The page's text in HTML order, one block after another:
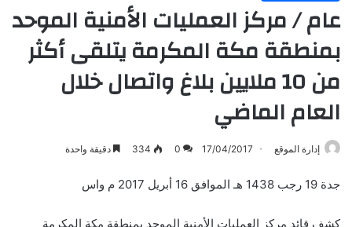
عام / مركز العمليات الأمنية الموحد
بمنطقة مكة المكرمة يتلقى أكثر
من 10 ملايين بلاغ واتصال خلال
العام الماضي
إدارة الموقع 17/04/2017
0
334 دقيقة واحدة
جدة 19 رجب 1438 هـ الموافق 16 أبريل 2017 م واس
كشف قائد مركز العمليات الأمنية الموحد بمنطقة مكة المكرمة